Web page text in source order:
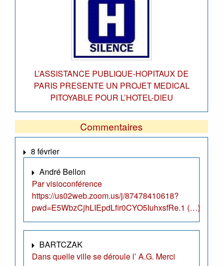
L’ASSISTANCE PUBLIQUE-HOPITAUX DE
PARIS PRESENTE UN PROJET MEDICAL
PITOYABLE POUR L’HOTEL-DIEU
Commentaires
8 février
André Bellon
Par visioconférence
https://us02web.zoom.us/j/87478410618?
pwd=E5WbzCjhLIEpdLfir0CYO5IuhxsfRe.1 (…)
BARTCZAK
Dans quelle ville se déroule l’ A.G. Merci